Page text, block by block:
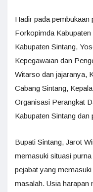
Hadir pada pembukaan
Forkopimda
Kabupaten Sintang,
Kepegawaian dan
Witarso dan jajaranya,
Cabang Sintang,
Organisasi Perangkat
Kabupaten Sintang dan
Bupati Sintang, Jarot
memasuki situasi
pejabat yang
masalah. Usia harapan